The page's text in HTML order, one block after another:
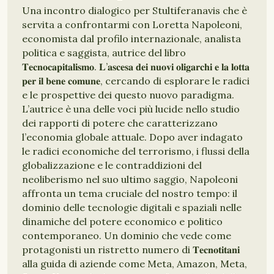
Una incontro dialogico per Stultiferanavis che è
servita a confrontarmi con Loretta Napoleoni,
economista dal profilo internazionale, analista
politica e saggista, autrice del libro
𝐓𝐞𝐜𝐧𝐨𝐜𝐚𝐩𝐢𝐭𝐚𝐥𝐢𝐬𝐦𝐨. 𝐋’𝐚𝐬𝐜𝐞𝐬𝐚 𝐝𝐞𝐢 𝐧𝐮𝐨𝐯𝐢 𝐨𝐥𝐢𝐠𝐚𝐫𝐜𝐡𝐢 𝐞 𝐥𝐚 𝐥𝐨𝐭𝐭𝐚
𝐩𝐞𝐫 𝐢𝐥 𝐛𝐞𝐧𝐞 𝐜𝐨𝐦𝐮𝐧𝐞, cercando di esplorare le radici
e le prospettive dei questo nuovo paradigma.
L’autrice è una delle voci più lucide nello studio
dei rapporti di potere che caratterizzano
l’economia globale attuale. Dopo aver indagato
le radici economiche del terrorismo, i flussi della
globalizzazione e le contraddizioni del
neoliberismo nel suo ultimo saggio, Napoleoni
affronta un tema cruciale del nostro tempo: il
dominio delle tecnologie digitali e spaziali nelle
dinamiche del potere economico e politico
contemporaneo. Un dominio che vede come
protagonisti un ristretto numero di 𝐓𝐞𝐜𝐧𝐨𝐭𝐢𝐭𝐚𝐧𝐢
alla guida di aziende come Meta, Amazon, Meta,